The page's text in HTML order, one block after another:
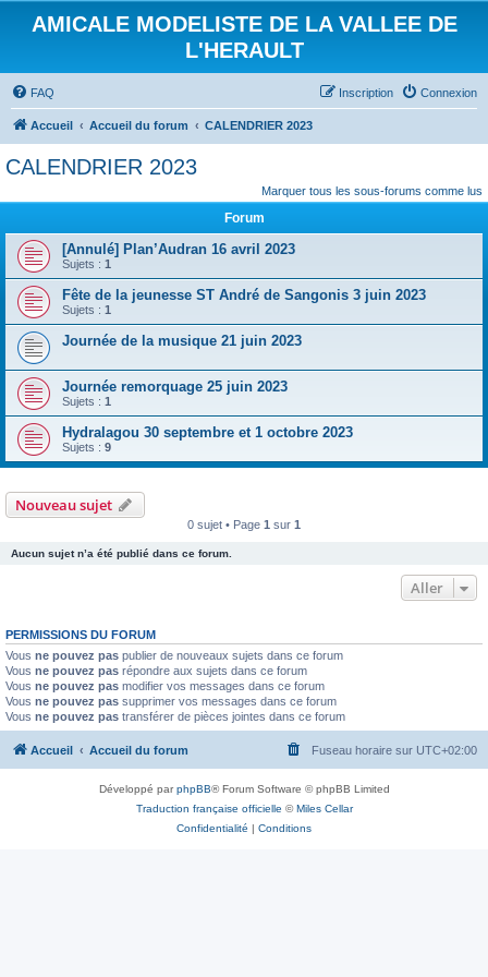
AMICALE MODELISTE DE LA VALLEE DE
L'HERAULT
FAQ Connexion
Inscription
Accueil Accueil du forum CALENDRIER 2023
CALENDRIER 2023
Marquer tous les sous-forums comme lus
Forum
[Annulé] Plan’Audran 16 avril 2023
Sujets : 1
Fête de la jeunesse ST André de Sangonis 3 juin 2023
Sujets : 1
Journée de la musique 21 juin 2023
Journée remorquage 25 juin 2023
Sujets : 1
Hydralagou 30 septembre et 1 octobre 2023
Sujets : 9
Nouveau sujet
0 sujet • Page 1 sur 1
Aucun sujet n’a été publié dans ce forum.
Aller
PERMISSIONS DU FORUM
Vous ne pouvez pas publier de nouveaux sujets dans ce forum
Vous ne pouvez pas répondre aux sujets dans ce forum
Vous ne pouvez pas modifier vos messages dans ce forum
Vous ne pouvez pas supprimer vos messages dans ce forum
Vous ne pouvez pas transférer de pièces jointes dans ce forum
Accueil Accueil du forum Fuseau horaire sur UTC+02:00
Développé parphpBB® Forum Software © phpBB Limited
Traduction française officielle ©Miles Cellar
Confidentialité | Conditions